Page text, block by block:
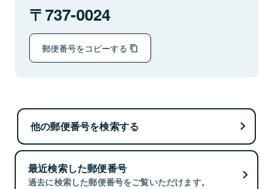
737-0024
郵便番号をコピーする
他の郵便番号を検索する
最近検索した郵便番号
過去に検索した郵便番号をご覧いただけます。